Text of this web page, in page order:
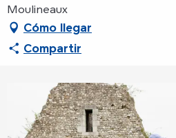
Moulineaux
Cómo llegar
Compartir